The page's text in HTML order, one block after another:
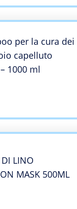
per la cura dei
capelluto
1000 ml
DI LINO
MASK 500ML